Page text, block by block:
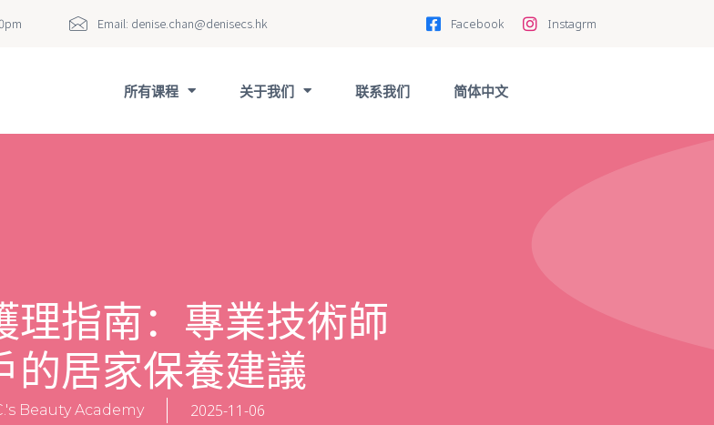
Email: denise.chan@denisecs.hk Facebook Instagrm
所有课程 关于我们 联系我们 简体中文
理指南：專業技術師
的居家保養建議
Beauty Academy 2025-11-06